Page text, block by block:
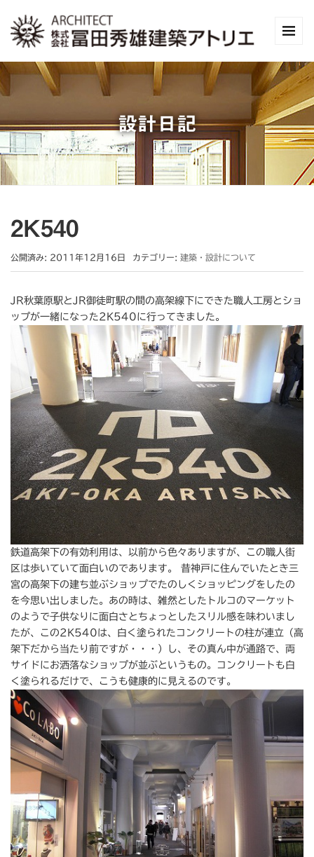
設計日記
2K540
公開済み: 2011年12月16日 カテゴリー: 建築・設計について
JR秋葉原駅とJR御徒町駅の間の高架線下にできた職人工房とショ
ップが一緒になった2K540に行ってきました。
鉄道高架下の有効利用は、以前から色々ありますが、この職人街
区は歩いていて面白いのであります。 昔神戸に住んでいたとき三
宮の高架下の建ち並ぶショップでたのしくショッピングをしたの
を今思い出しました。あの時は、雑然としたトルコのマーケット
のようで子供なりに面白さとちょっとしたスリル感を味わいまし
たが、この2K540は、白く塗られたコンクリートの柱が連立（高
架下だから当たり前ですが・・・）し、その真ん中が通路で、両
サイドにお洒落なショップが並ぶというもの。コンクリートも白
く塗られるだけで、こうも健康的に見えるのです。